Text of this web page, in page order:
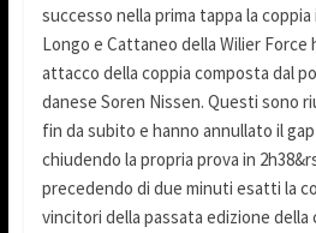
successo nella prima tappa la
Longo e Cattaneo della Wilier Force
attacco della coppia composta dal
danese Soren Nissen. Questi sono
fin da subito e hanno annullato il
chiudendo la propria prova in
precedendo di due minuti esatti la
vincitori della passata edizione della